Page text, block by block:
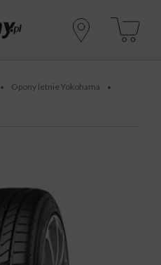
• Opony letnie Yokohama •